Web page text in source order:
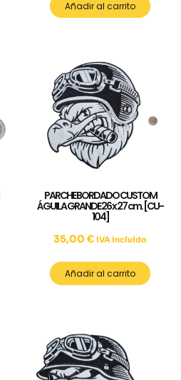
Añadir al carrito
PARCHE BORDADO CUSTOM
ÁGUILA GRANDE 26 x 27 cm. [CU-
104]
35,00 € IVA incluído
Añadir al carrito